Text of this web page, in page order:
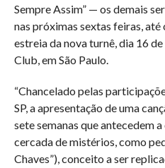
Sempre Assim” — os demais
nas próximas sextas feiras,
estreia da nova turnê, dia 16
Club, em São Paulo.
“Chancelado pelas
SP, a apresentação de uma
sete semanas que antecedem
cercada de mistérios, como
Chaves”), conceito a ser